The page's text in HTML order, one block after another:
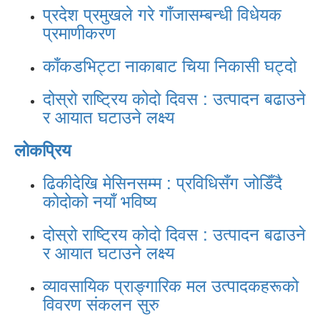
प्रदेश प्रमुखले गरे गाँजासम्बन्धी विधेयक
प्रमाणीकरण
काँकडभिट्टा नाकाबाट चिया निकासी घट्दो
दोस्रो राष्ट्रिय कोदो दिवस : उत्पादन बढाउने
र आयात घटाउने लक्ष्य
लोकप्रिय
ढिकीदेखि मेसिनसम्म : प्रविधिसँग जोडिँदै
कोदोको नयाँ भविष्य
दोस्रो राष्ट्रिय कोदो दिवस : उत्पादन बढाउने
र आयात घटाउने लक्ष्य
व्यावसायिक प्राङ्गारिक मल उत्पादकहरूको
विवरण संकलन सुरु